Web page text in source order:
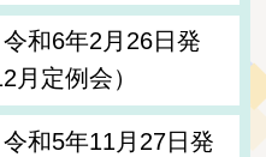
和6年2月26日発
月定例会）
和5年11月27日発